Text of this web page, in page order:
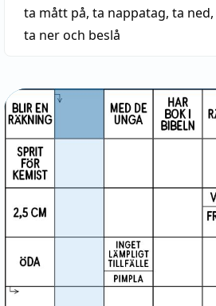
ta mått på, ta nappatag, ta ned,
ta ner och beslå